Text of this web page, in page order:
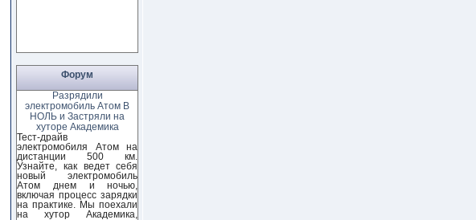
Форум
Разрядили
электромобиль Атом В
НОЛЬ и Застряли на
хуторе Академика
Тест-драйв
электромобиля Атом на
дистанции 500 км.
Узнайте, как ведет себя
новый электромобиль
Атом днем и ночью,
включая процесс зарядки
на практике. Мы поехали
на хутор Академика,